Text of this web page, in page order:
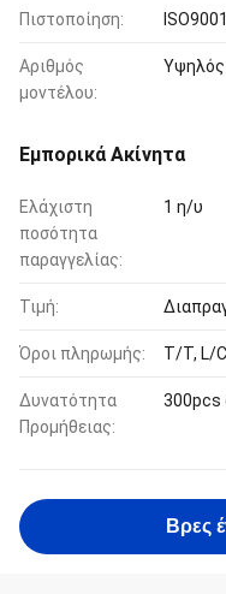
Πιστοποίηση:
Αριθμός
μοντέλου:
Υψηλός
Εμπορικά Ακίνητα
Ελάχιστη
ποσότητα
παραγγελίας:
1 η/υ
Τιμή:
Όροι πληρωμής: T/T, L/
Δυνατότητα
Προμήθειας:
300pcs
Βρες